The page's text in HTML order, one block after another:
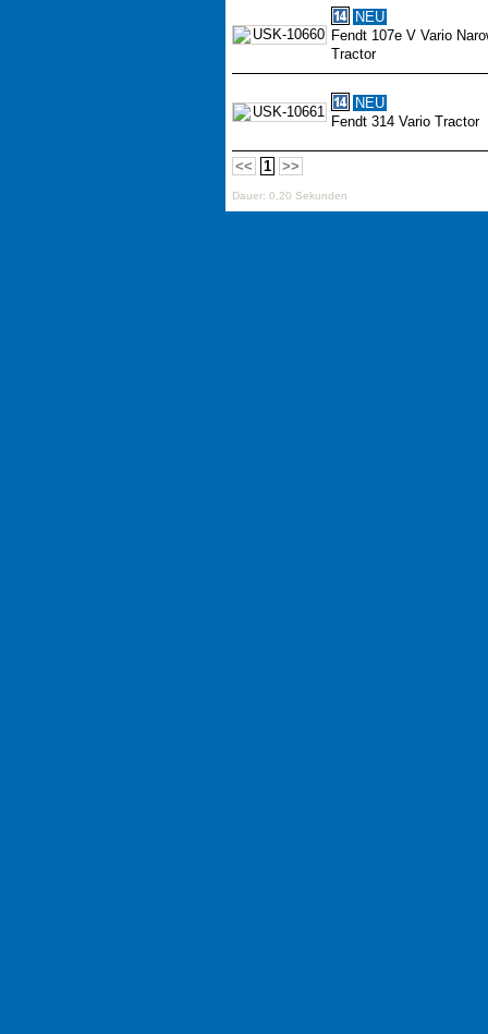
NEU
Fendt 107e V Vario
Tractor
NEU
Fendt 314 Vario Tractor
<< 1 >>
Dauer: 0,20 Sekunden